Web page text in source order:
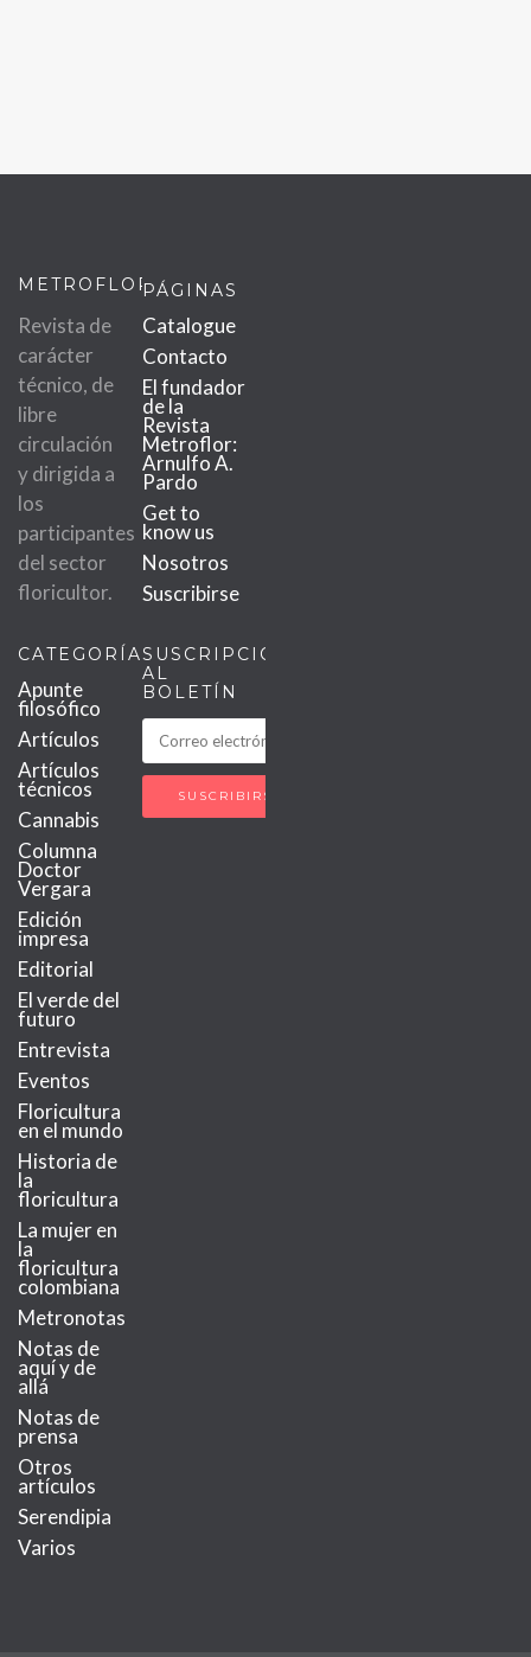
METROFLOR
Revista de
carácter
técnico, de
libre
circulación
y dirigida a
los
participantes
del sector
floricultor.
PÁGINAS
Catalogue
Contacto
El fundador
de la
Revista
Metroflor:
Arnulfo A.
Pardo
Get to
know us
Nosotros
Suscribirse
CATEGORÍAS
Apunte
filosófico
Artículos
Artículos
técnicos
Cannabis
Columna
Doctor
Vergara
Edición
impresa
Editorial
El verde del
futuro
Entrevista
Eventos
Floricultura
en el mundo
Historia de
la
floricultura
La mujer en
la
floricultura
colombiana
Metronotas
Notas de
aquí y de
allá
Notas de
prensa
Otros
artículos
Serendipia
Varios
SUSCRIPCIÓN
AL
BOLETÍN